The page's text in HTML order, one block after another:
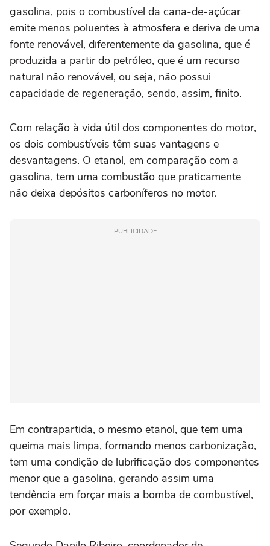
gasolina, pois o combustível da cana-de-açúcar
emite menos poluentes à atmosfera e deriva de uma
fonte renovável, diferentemente da gasolina, que é
produzida a partir do petróleo, que é um recurso
natural não renovável, ou seja, não possui
capacidade de regeneração, sendo, assim, finito.
Com relação à vida útil dos componentes do motor,
os dois combustíveis têm suas vantagens e
desvantagens. O etanol, em comparação com a
gasolina, tem uma combustão que praticamente
não deixa depósitos carboníferos no motor.
PUBLICIDADE
Em contrapartida, o mesmo etanol, que tem uma
queima mais limpa, formando menos carbonização,
tem uma condição de lubrificação dos componentes
menor que a gasolina, gerando assim uma
tendência em forçar mais a bomba de combustível,
por exemplo.